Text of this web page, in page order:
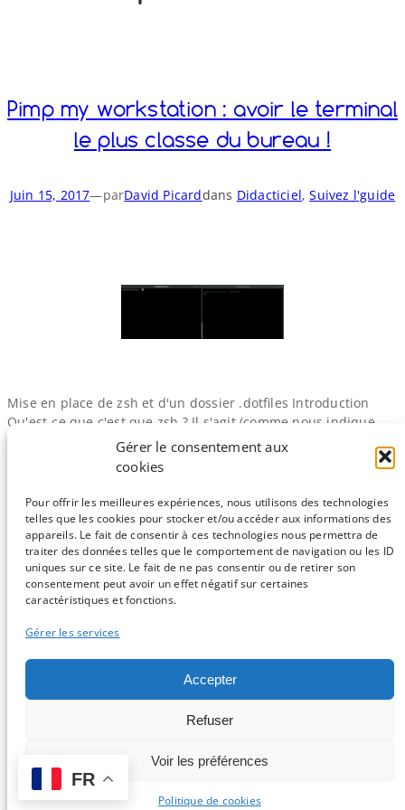
Gérer le consentement aux
cookies
Pour offrir les meilleures expériences, nous utilisons des technologies
telles que les cookies pour stocker et/ou accéder aux informations des
appareils. Le fait de consentir à ces technologies nous permettra de
traiter des données telles que le comportement de navigation ou les ID
uniques sur ce site. Le fait de ne pas consentir ou de retirer son
consentement peut avoir un effet négatif sur certaines
caractéristiques et fonctions.
Gérer les services
Accepter
Refuser
Voir les préférences
Politique de cookies
Pimp my workstation : avoir le terminal
le plus classe du bureau !
Juin 15, 2017—parDavid Picarddans Didacticiel, Suivez l'guide
Mise en place de zsh et d'un dossier .dotfiles Introduction
Qu'est-ce que c'est que zsh ? Il s'agit (comme nous indique
aimablement sa page Wikipédia) d'un shell unix. En gros, il
s'agit d'un remplaçant potentiel pour votre vénérable
installer zsh, alors que j'ai déjà bash ? zsh a…
Sauf mention contraire, tous les articles du blog sont sous licence
Vous souhaitez participer ?
Contactez nous !
Logo et design par Isabelle Stévant & Gwenaelle Lemoine -
Politique de confidentialité
FR